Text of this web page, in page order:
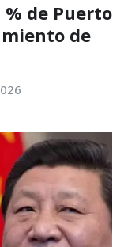
de Puerto
de